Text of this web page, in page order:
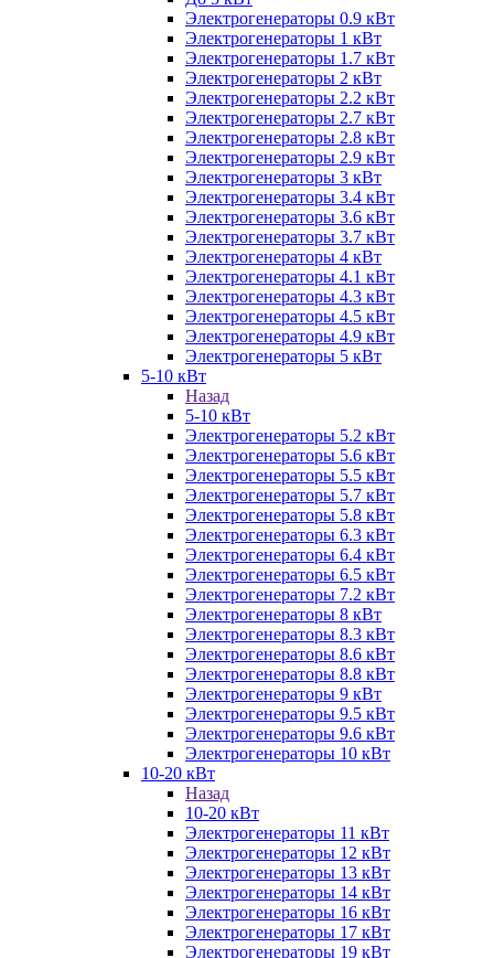
Электрогенераторы 0.9 кВт
Электрогенераторы 1 кВт
Электрогенераторы 1.7 кВт
Электрогенераторы 2 кВт
Электрогенераторы 2.2 кВт
Электрогенераторы 2.7 кВт
Электрогенераторы 2.8 кВт
Электрогенераторы 2.9 кВт
Электрогенераторы 3 кВт
Электрогенераторы 3.4 кВт
Электрогенераторы 3.6 кВт
Электрогенераторы 3.7 кВт
Электрогенераторы 4 кВт
Электрогенераторы 4.1 кВт
Электрогенераторы 4.3 кВт
Электрогенераторы 4.5 кВт
Электрогенераторы 4.9 кВт
Электрогенераторы 5 кВт
5-10 кВт
Назад
5-10 кВт
Электрогенераторы 5.2 кВт
Электрогенераторы 5.6 кВт
Электрогенераторы 5.5 кВт
Электрогенераторы 5.7 кВт
Электрогенераторы 5.8 кВт
Электрогенераторы 6.3 кВт
Электрогенераторы 6.4 кВт
Электрогенераторы 6.5 кВт
Электрогенераторы 7.2 кВт
Электрогенераторы 8 кВт
Электрогенераторы 8.3 кВт
Электрогенераторы 8.6 кВт
Электрогенераторы 8.8 кВт
Электрогенераторы 9 кВт
Электрогенераторы 9.5 кВт
Электрогенераторы 9.6 кВт
Электрогенераторы 10 кВт
10-20 кВт
Назад
10-20 кВт
Электрогенераторы 11 кВт
Электрогенераторы 12 кВт
Электрогенераторы 13 кВт
Электрогенераторы 14 кВт
Электрогенераторы 16 кВт
Электрогенераторы 17 кВт
Электрогенераторы 19 кВт